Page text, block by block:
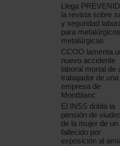
Llega
la revista sobre
y seguridad
para
metalúrgicas
CCOO lamenta
nuevo accidente
laboral mortal de
trabajador de una
empresa de
Montblanc
El INSS dobla la
pensión de
de la mujer de un
fallecido por
exposición al